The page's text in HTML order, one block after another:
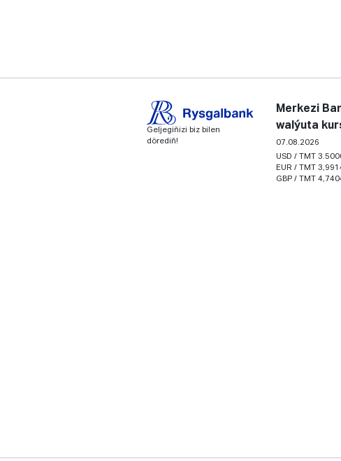
Geljegiňizi biz bilen
dörediň!
Merkezi
walýuta
07.08.2026
USD / TMT
EUR / TMT
GBP / TMT